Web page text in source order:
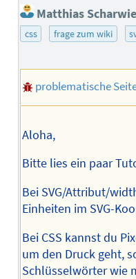
Matthias
css frage zum wiki
problematische
Aloha,
Bitte lies ein paar
Bei SVG/Attribut/
Einheiten im SVG-
Bei CSS kannst du
um den Druck geht,
Schlüsselwörter wie